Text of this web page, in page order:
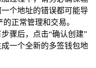
个地址的错误都可能导
正常管理和交易。
骤后，点击“确认创建”
一个全新的多签钱包地